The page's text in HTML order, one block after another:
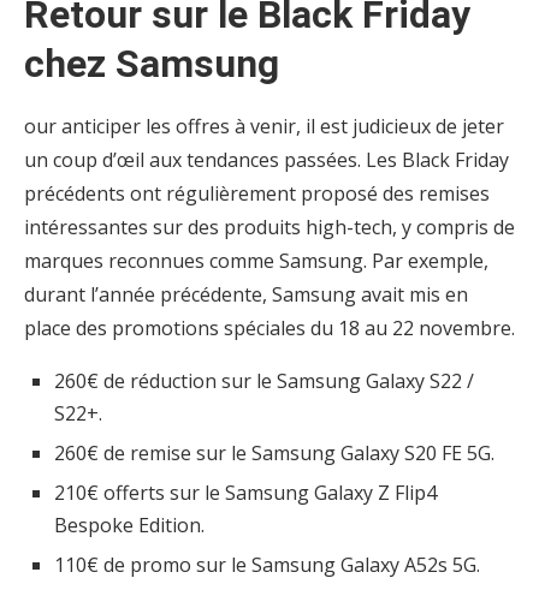
Retour sur le Black Friday
chez Samsung
our anticiper les offres à venir, il est judicieux de jeter
un coup d’œil aux tendances passées. Les Black Friday
précédents ont régulièrement proposé des remises
intéressantes sur des produits high-tech, y compris de
marques reconnues comme Samsung. Par exemple,
durant l’année précédente, Samsung avait mis en
place des promotions spéciales du 18 au 22 novembre.
260€ de réduction sur le Samsung Galaxy S22 /
S22+.
260€ de remise sur le Samsung Galaxy S20 FE 5G.
210€ offerts sur le Samsung Galaxy Z Flip4
Bespoke Edition.
110€ de promo sur le Samsung Galaxy A52s 5G.